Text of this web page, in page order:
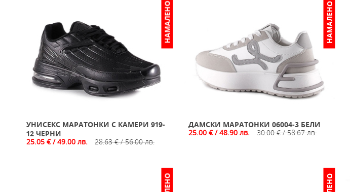
НАМАЛЕНО
УНИСЕКС МАРАТОНКИ С КАМЕРИ 919-
12 ЧЕРНИ
25.05 € / 49.00 лв.
28.63 € / 56.00 лв.
НАМАЛЕНО
ДАМСКИ МАРАТОНКИ 06004-3 БЕЛИ
25.00 € / 48.90 лв.
30.00 € / 58.67 лв.